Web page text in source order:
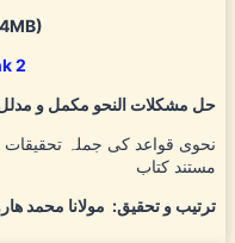
2
حل مشکلات النحو مکمل و
نحوی قواعد کی جملہ تحقیقات
مستند کتاب
ترتيب و تحقيق: مولانا محمد